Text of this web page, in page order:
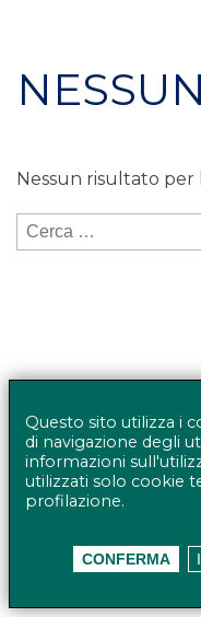
Questo sito utilizza i
di navigazione degli
informazioni
utilizzati solo cookie
profilazione.
CONFERMA
Nessun risultato per
Ricerca
per:
© BANCO BPM
del Gruppo IVA